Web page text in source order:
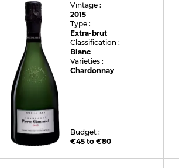
Vintage :
2015
Type :
Extra-brut
Classification :
Blanc
Varieties :
Chardonnay
Budget :
€45 to €80